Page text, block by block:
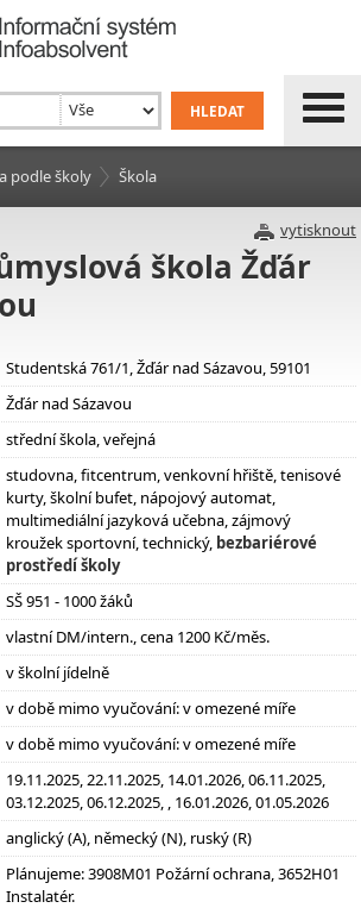
podle školy Škola
vytisknout
škola Žďár
Studentská 761/1, Žďár nad Sázavou, 59101
Žďár nad Sázavou
střední škola, veřejná
studovna, fitcentrum, venkovní hřiště, tenisové
kurty, školní bufet, nápojový automat,
multimediální jazyková učebna, zájmový
kroužek sportovní, technický, bezbariérové
prostředí školy
SŠ 951 - 1000 žáků
vlastní DM/intern., cena 1200 Kč/měs.
v školní jídelně
v době mimo vyučování: v omezené míře
v době mimo vyučování: v omezené míře
19.11.2025, 22.11.2025, 14.01.2026, 06.11.2025,
03.12.2025, 06.12.2025, , 16.01.2026, 01.05.2026
anglický (A), německý (N), ruský (R)
Plánujeme: 3908M01 Požární ochrana, 3652H01
Instalatér.